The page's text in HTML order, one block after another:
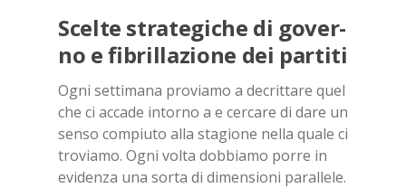
Scel­te stra­te­gi­che di go­ver­
no e fi­bril­la­zio­ne dei par­ti­ti
Ogni set­ti­ma­na pro­via­mo a de­crit­ta­re quel
che ci ac­ca­de in­tor­no a e cer­ca­re di dare un
sen­so com­piu­to alla sta­gio­ne nel­la qua­le ci
tro­via­mo. Ogni vol­ta dob­bia­mo por­re in
evi­den­za una sor­ta di di­men­sio­ni pa­ral­le­le.